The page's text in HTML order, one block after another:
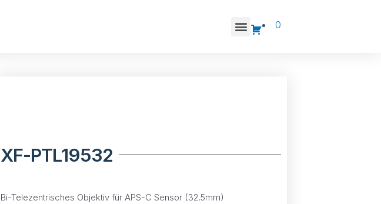
0
XF-PTL19532
Bi-Telezentrisches Objektiv für APS-C Sensor (32.5mm)